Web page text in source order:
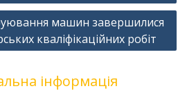
машин завершилися
кваліфікаційних робіт
інформація